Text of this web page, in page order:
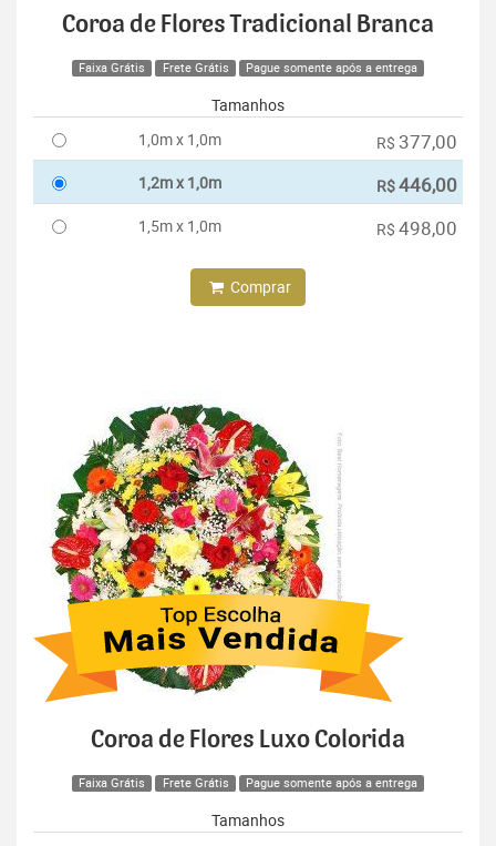
Coroa de Flores Tradicional Branca
Faixa Grátis Frete Grátis Pague somente após a entrega
Tamanhos
1,0m x 1,0m
R$ 377,00
1,2m x 1,0m R$446,00
1,5m x 1,0m R$ 498,00
Comprar
Coroa de Flores Luxo Colorida
Faixa Grátis Frete Grátis Pague somente após a entrega
Tamanhos